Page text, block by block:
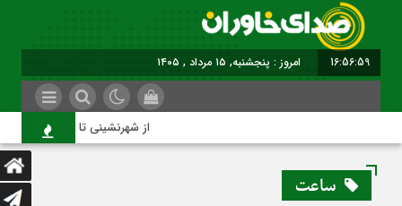
16:56:59 امروز : پنجشنبه, ۱۵ مرداد , ۱۴۰۵
از شهرنشینی تا شهروندی
ساعت